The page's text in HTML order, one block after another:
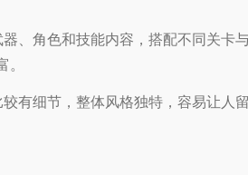
、角色和技能内容，搭配不同关卡
有细节，整体风格独特，容易让人